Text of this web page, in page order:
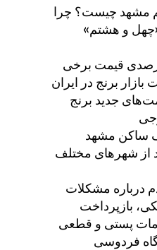
مشهد چیست؟ چرا
«چهل و هشتم»
۱۵ درصدی قیمت برخی
بازار برنج در ایران
جدید برنج
ساکن مشهد
از شهرهای مختلف
درباره مشکلات
بازپرداخت
پستی و قطعی
فردوسی